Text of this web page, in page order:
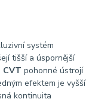
systém
tišší a úspornější
CVT pohonné ústrojí
efektem je vyšší
kontinuita